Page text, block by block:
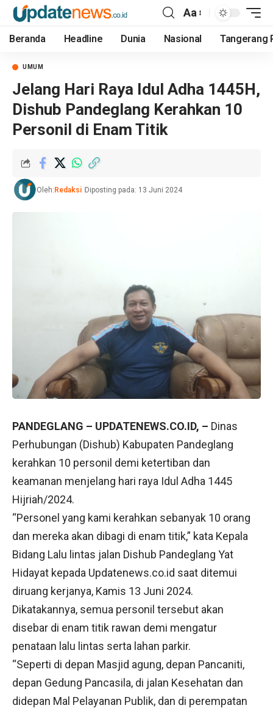
Aa
Beranda Headline Dunia Nasional Tangerang
UMUM
Jelang Hari Raya Idul Adha 1445H,
Dishub Pandeglang Kerahkan 10
Personil di Enam Titik
Oleh: Redaksi Diposting pada: 13 Juni 2024
PANDEGLANG – UPDATENEWS.CO.ID, – Dinas
Perhubungan (Dishub) Kabupaten Pandeglang
kerahkan 10 personil demi ketertiban dan
keamanan menjelang hari raya Idul Adha 1445
Hijriah/2024.
“Personel yang kami kerahkan sebanyak 10 orang
dan mereka akan dibagi di enam titik,” kata Kepala
Bidang Lalu lintas jalan Dishub Pandeglang Yat
Hidayat kepada Updatenews.co.id saat ditemui
diruang kerjanya, Kamis 13 Juni 2024.
Dikatakannya, semua personil tersebut akan
disebar di enam titik rawan demi mengatur
penataan lalu lintas serta lahan parkir.
“Seperti di depan Masjid agung, depan Pancaniti,
depan Gedung Pancasila, di jalan Kesehatan dan
didepan Mal Pelayanan Publik, dan di perempatan